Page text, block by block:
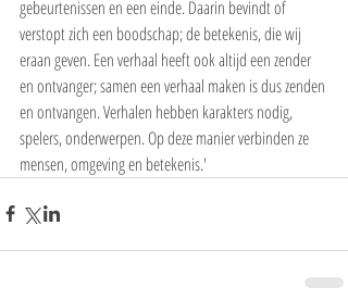
gebeurtenissen en een einde. Daarin bevindt of
verstopt zich een boodschap; de betekenis, die wij
eraan geven. Een verhaal heeft ook altijd een zender
en ontvanger; samen een verhaal maken is dus zenden
en ontvangen. Verhalen hebben karakters nodig,
spelers, onderwerpen. Op deze manier verbinden ze
mensen, omgeving en betekenis.'